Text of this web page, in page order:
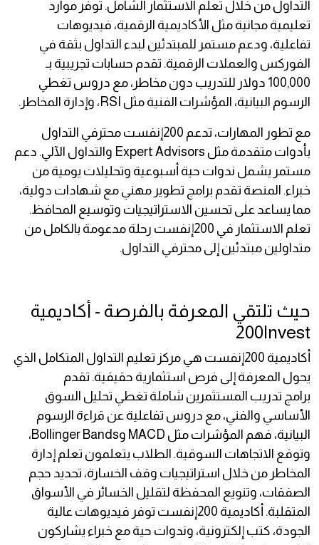
التداول من خلال تعلم الاستثمار الشامل. توفر موارد
تعليمية مجانية مثل الأكاديمية الرقمية، فيديوهات
تفاعلية، ودعم مستمر للمبتدئين لبدء التداول بثقة في
الفوركس والعملات الرقمية. تقدم حسابات تجريبية بـ
100,000 دولار للتدريب دون مخاطر، مع دروس تغطي
الرسوم البيانية، المؤشرات الفنية مثل RSI، وإدارة المخاطر.
مع تطور المهارات، تدعم 200إنفست محترفي التداول
بأدوات متقدمة مثل Expert Advisors والتداول الآلي. دعم
مستمر يشمل ندوات حية أسبوعية وتحليلات يومية من
خبراء. المنصة تقدم برامج تطوير مهني مع شهادات دولية،
مما يساعد على تحسين الاستراتيجيات وتوسيع المحافظ.
تعلم الاستثمار في 200إنفست رحلة مدعومة بالكامل من
متداولين مبتدئين إلى محترفي التداول.
حيث تلتقي المعرفة بالفرصة - أكاديمية
200Invest
أكاديمية 200إنفست هي مركز تعليم التداول المتكامل الذي
يحول المعرفة إلى فرص استثمارية حقيقية. تقدم
برامج تدريب المستثمرين شاملة تغطي تحليل السوق
الأساسي والفني، مع دروس تفاعلية عن قراءة الرسوم
البيانية، فهم المؤشرات مثل MACD وBollinger Bands،
وتوقع الاتجاهات السوقية. الطلاب يتعلمون تعلم إدارة
المخاطر من خلال استراتيجيات وقف الخسارة، تحديد حجم
الصفقات، وتنويع المحفظة لتقليل الخسائر في الأسواق
المتقلبة. أكاديمية 200إنفست توفر فيديوهات عالية
الجودة، كتب إلكترونية، وندوات حية مع خبراء يشاركون